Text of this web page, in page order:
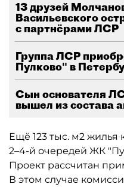
13 друзей
Васильевского
с партнёрами ЛСР
Группа ЛСР
Пулково" в
Сын основателя
вышел из состава
Ещё 123 тыс. м2 жилья
2–4-й очередей ЖК
Проект рассчитан
В этом случае